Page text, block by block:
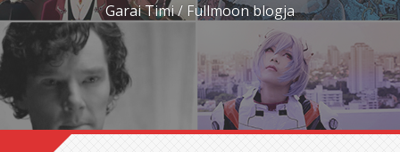
Garai Timi / Fullmoon blogja